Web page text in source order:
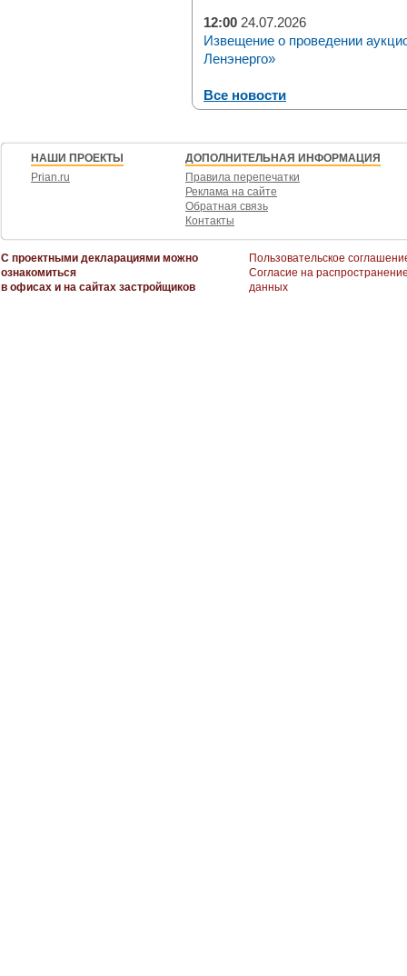
12:00 24.07.2026
Извещение о проведении
Ленэнерго»
Все новости
НАШИ ПРОЕКТЫ
Prian.ru
ДОПОЛНИТЕЛЬНАЯ ИНФОРМАЦИЯ
Правила перепечатки
Реклама на сайте
Обратная связь
Контакты
С проектными декларациями можно
ознакомиться
в офисах и на сайтах застройщиков
Пользовательское
Согласие на
данных